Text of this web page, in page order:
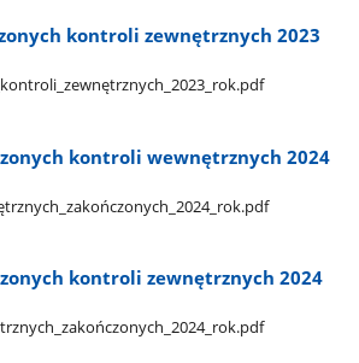
kontroli zewnętrznych 2023
kontroli wewnętrznych 2024
kontroli zewnętrznych 2024